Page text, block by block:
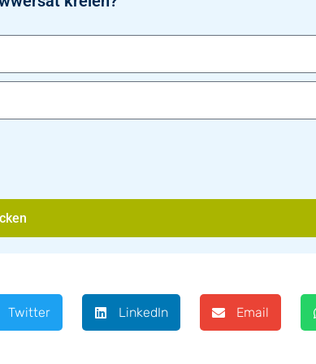
Twitter LinkedIn Email